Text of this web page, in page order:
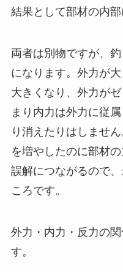
結果として部材の内部
両者は別物ですが、
になります。外力が
大きくなり、外力が
まり内力は外力に従
り消えたりはしませ
を増やしたのに部材
誤解につながるので
ころです。
外力・内力・反力の
す。